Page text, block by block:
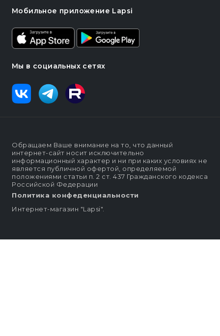
Мобильное приложение Lapsi
Мы в социальных сетях
Обращаем Ваше внимание на то, что данный
интернет-сайт носит исключительно
информационный характер и ни при каких условиях не
является публичной офертой, определяемой
положениями статьи п. 2 ст. 437 Гражданского кодекса
Российской Федерации
Политика конфеденциальности
Интернет-магазин "Lapsi".